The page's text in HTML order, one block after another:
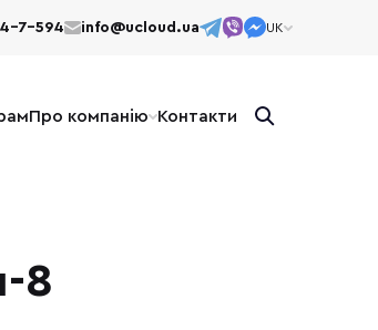
7-594 info@ucloud.ua
UK
Про компанію Контакти
8